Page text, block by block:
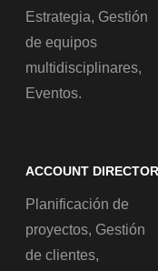
Estrategia, Gestión
de equipos
multidisciplinares,
Eventos.
ACCOUNT DIRECTOR
Planificación de
proyectos, Gestión
de clientes,